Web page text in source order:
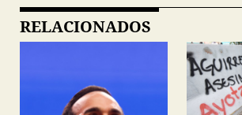
RELACIONADOS